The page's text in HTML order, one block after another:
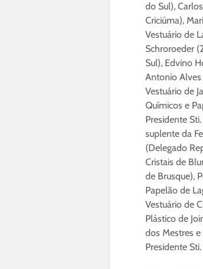
do Sul),
Criciúma),
Vestuário de
Schroroeder
Sul), Edvino
Antonio Alves
Vestuário de
Químicos e
Presidente
suplente da
(Delegado
Cristais de
de Brusque),
Papelão de
Vestuário de
Plástico de
dos Mestres e
Presidente